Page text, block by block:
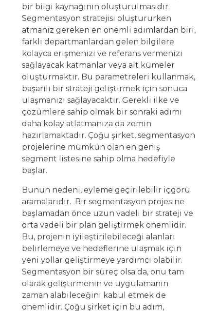
bir bilgi kaynağının oluşturulmasıdır.
Segmentasyon stratejisi oluştururken
atmanız gereken en önemli adımlardan biri,
farklı departmanlardan gelen bilgilere
kolayca erişmenizi ve referans vermenizi
sağlayacak katmanlar veya alt kümeler
oluşturmaktır. Bu parametreleri kullanmak,
başarılı bir strateji geliştirmek için sonuca
ulaşmanızı sağlayacaktır. Gerekli ilke ve
çözümlere sahip olmak bir sonraki adımı
daha kolay atlatmanıza da zemin
hazırlamaktadır. Çoğu şirket, segmentasyon
projelerine mümkün olan en geniş
segment listesine sahip olma hedefiyle
başlar.
Bunun nedeni, eyleme geçirilebilir içgörü
aramalarıdır. Bir segmentasyon projesine
başlamadan önce uzun vadeli bir strateji ve
orta vadeli bir plan geliştirmek önemlidir.
Bu, projenin iyileştirilebileceği alanları
belirlemeye ve hedeflerine ulaşmak için
yeni yollar geliştirmeye yardımcı olabilir.
Segmentasyon bir süreç olsa da, onu tam
olarak geliştirmenin ve uygulamanın
zaman alabileceğini kabul etmek de
önemlidir. Çoğu şirket için bu adım,